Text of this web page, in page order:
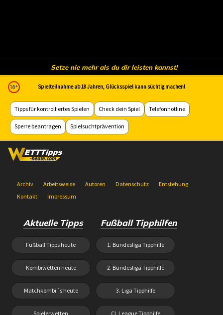
Setze nie mehr als du dir leisten kannst!
Spielteilnahme ab 18 Jahren, Glücksspiel kann süchtig machen!
Tipps für kontrolliertes Spielen Check dein Spiel Telefonhotline
Sperre beantragen Spielsuchtprävention
Archiv Arbeitsweise Autoren Datenschutz
Entstehung
Kontakt
Impressum
Aktuelle Tipps
Fußball Tipps heute
Kombiwetten heute
Matchkombi´s heute
Spielerwetten
Fußball Tipphilfen
1. Bundesliga Tipphilfe
2. Bundesliga Tipphilfe
3. Liga Tipphilfe
CL League Tipphilfe